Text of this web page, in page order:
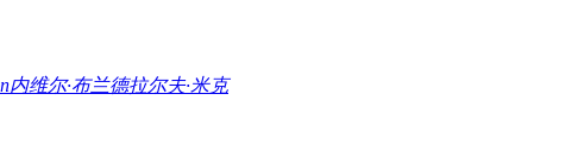
内维尔·布兰德拉尔夫·米克